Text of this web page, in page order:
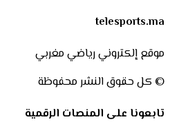
telesports.ma
موقع إلكتروني رياضي مغربي
© كل حقوق النشر محفوظة
تابعونا على المنصات الرقمية